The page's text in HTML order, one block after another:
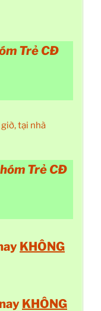
Trẻ CĐ
tại nhà
Trẻ CĐ
KHÔNG
KHÔNG